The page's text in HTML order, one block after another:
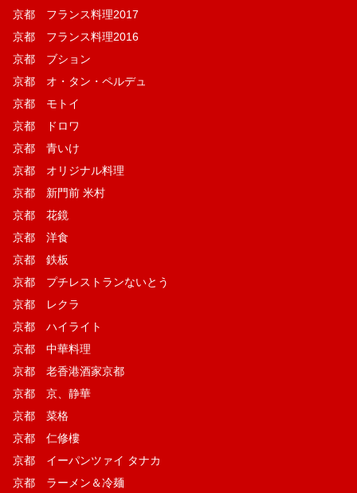
京都 フランス料理2017
京都 フランス料理2016
京都 ブション
京都 オ・タン・ペルデュ
京都 モトイ
京都 ドロワ
京都 青いけ
京都 オリジナル料理
京都 新門前 米村
京都 花鏡
京都 洋食
京都 鉄板
京都 プチレストランないとう
京都 レクラ
京都 ハイライト
京都 中華料理
京都 老香港酒家京都
京都 京、静華
京都 菜格
京都 仁修樓
京都 イーパンツァイ タナカ
京都 ラーメン＆冷麺